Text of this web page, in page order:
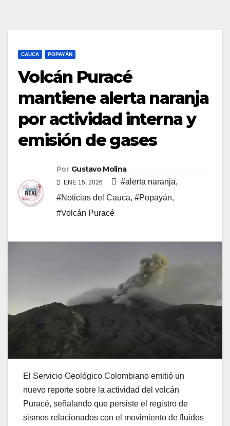
CAUCA POPAYÁN
Volcán Puracé
mantiene alerta naranja
por actividad interna y
emisión de gases
Por Gustavo Molina
ENE 15, 2026 #alerta naranja,
#Noticias del Cauca, #Popayán,
#Volcán Puracé
El Servicio Geológico Colombiano emitió un
nuevo reporte sobre la actividad del volcán
Puracé, señalando que persiste el registro de
sismos relacionados con el movimiento de fluidos